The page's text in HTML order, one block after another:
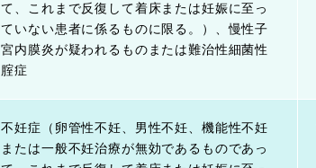
て、これまで反復して着床または妊娠に至っ
ていない患者に係るものに限る。）、慢性子
宮内膜炎が疑われるものまたは難治性細菌性
腟症
不妊症（卵管性不妊、男性不妊、機能性不妊
または一般不妊治療が無効であるものであっ